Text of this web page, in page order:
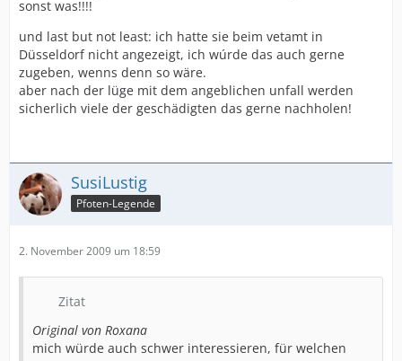
sonst was!!!!
und last but not least: ich hatte sie beim vetamt in
Düsseldorf nicht angezeigt, ich wúrde das auch gerne
zugeben, wenns denn so wäre.
aber nach der lüge mit dem angeblichen unfall werden
sicherlich viele der geschädigten das gerne nachholen!
SusiLustig
Pfoten-Legende
2. November 2009 um 18:59
Zitat
Original von Roxana
mich würde auch schwer interessieren, für welchen